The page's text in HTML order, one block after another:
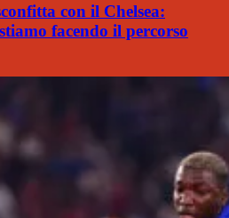
con il Chelsea:
facendo il percorso